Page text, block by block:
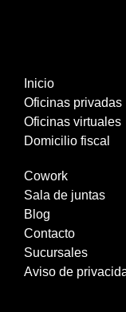
Inicio
Oficinas privadas
Oficinas virtuales
Domicilio fiscal
Cowork
Sala de juntas
Blog
Contacto
Sucursales
Aviso de